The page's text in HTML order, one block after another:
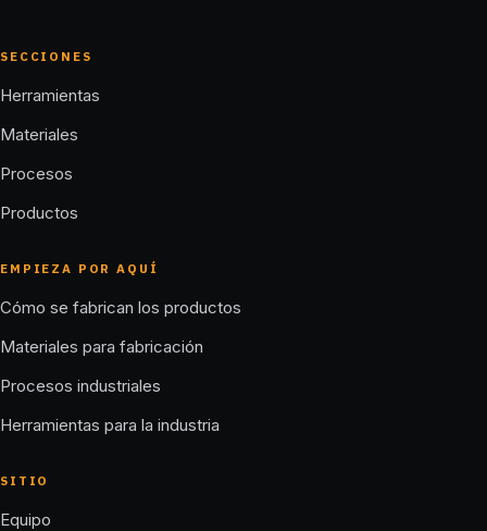
SECCIONES
Herramientas
Materiales
Procesos
Productos
EMPIEZA POR AQUÍ
Cómo se fabrican los productos
Materiales para fabricación
Procesos industriales
Herramientas para la industria
SITIO
Equipo